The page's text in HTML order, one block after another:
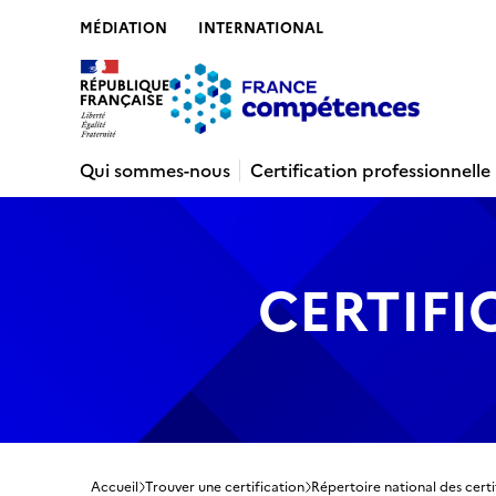
MÉDIATION INTERNATIONAL
Qui sommes-nous
Certification professionnelle
Accueil Trouver une certification Répertoire national des